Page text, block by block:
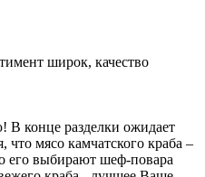
широк, качество
В конце разделки ожидает
что мясо камчатского краба –
его выбирают шеф-повара